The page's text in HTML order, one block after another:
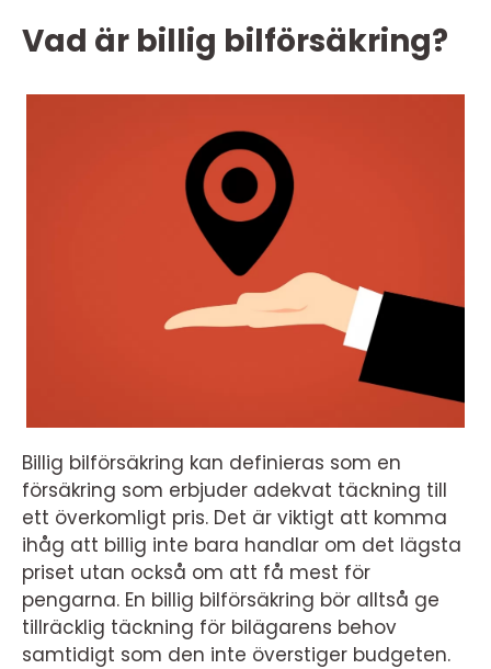
Vad är billig bilförsäkring?
Billig bilförsäkring kan definieras som en
försäkring som erbjuder adekvat täckning till
ett överkomligt pris. Det är viktigt att komma
ihåg att billig inte bara handlar om det lägsta
priset utan också om att få mest för
pengarna. En billig bilförsäkring bör alltså ge
tillräcklig täckning för bilägarens behov
samtidigt som den inte överstiger budgeten.